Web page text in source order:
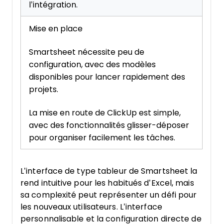
l’intégration.
Mise en place
Smartsheet nécessite peu de
configuration, avec des modèles
disponibles pour lancer rapidement des
projets.
La mise en route de ClickUp est simple,
avec des fonctionnalités glisser-déposer
pour organiser facilement les tâches.
L’interface de type tableur de Smartsheet la
rend intuitive pour les habitués d’Excel, mais
sa complexité peut représenter un défi pour
les nouveaux utilisateurs. L’interface
personnalisable et la configuration directe de